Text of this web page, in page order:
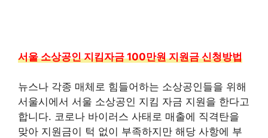
서울 소상공인 지킴자금 100만원 지원금 신청방법
뉴스나 각종 매체로 힘들어하는 소상공인들을 위해
서울시에서 서울 소상공인 지킴 자금 지원을 한다고
합니다. 코로나 바이러스 사태로 매출에 직격탄을
맞아 지원금이 턱 없이 부족하지만 해당 사항에 부